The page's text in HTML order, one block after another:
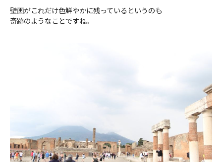
壁画がこれだけ色鮮やかに残っているというのも
奇跡のようなことですね。